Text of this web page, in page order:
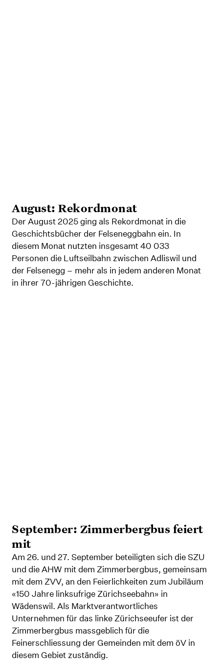
August: Rekordmonat
Der August 2025 ging als Rekordmonat in die
Geschichtsbücher der Felseneggbahn ein. In
diesem Monat nutzten insgesamt 40 033
Personen die Luftseilbahn zwischen Adliswil und
der Felsenegg – mehr als in jedem anderen Monat
in ihrer 70-jährigen Geschichte.
September: Zimmerbergbus feiert
mit
Am 26. und 27. September beteiligten sich die SZU
und die AHW mit dem Zimmerbergbus, gemeinsam
mit dem ZVV, an den Feierlichkeiten zum Jubiläum
«150 Jahre linksufrige Zürichseebahn» in
Wädenswil. Als Marktverantwortliches
Unternehmen für das linke Zürichseeufer ist der
Zimmerbergbus massgeblich für die
Feinerschliessung der Gemeinden mit dem öV in
diesem Gebiet zuständig.